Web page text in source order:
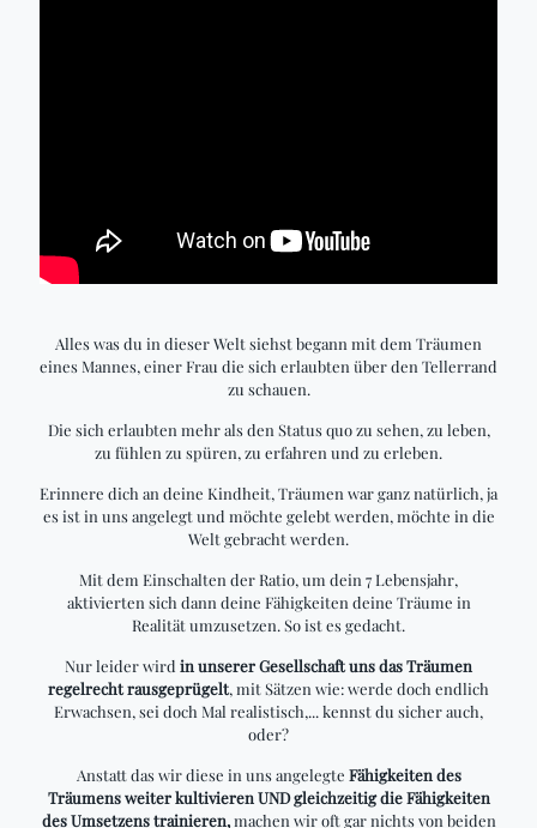
Alles was du in dieser Welt siehst begann mit dem Träumen
eines Mannes, einer Frau die sich erlaubten über den Tellerrand
zu schauen.
Die sich erlaubten mehr als den Status quo zu sehen, zu leben,
zu fühlen zu spüren, zu erfahren und zu erleben.
Erinnere dich an deine Kindheit, Träumen war ganz natürlich, ja
es ist in uns angelegt und möchte gelebt werden, möchte in die
Welt gebracht werden.
Mit dem Einschalten der Ratio, um dein 7 Lebensjahr,
aktivierten sich dann deine Fähigkeiten deine Träume in
Realität umzusetzen. So ist es gedacht.
Nur leider wird in unserer Gesellschaft uns das Träumen
regelrecht rausgeprügelt, mit Sätzen wie: werde doch endlich
Erwachsen, sei doch Mal realistisch,... kennst du sicher auch,
oder?
Anstatt das wir diese in uns angelegte Fähigkeiten des
Träumens weiter kultivieren UND gleichzeitig die Fähigkeiten
des Umsetzens trainieren,machen wir oft gar nichts von beiden